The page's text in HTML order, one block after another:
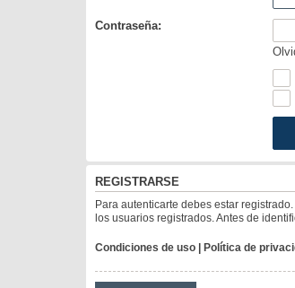
Contraseña:
REGISTRARSE
Para autenticarte debes estar
los usuarios registrados. Antes de
Condiciones de uso | Política de